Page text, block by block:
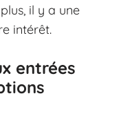
il y a une
intérêt.
entrées